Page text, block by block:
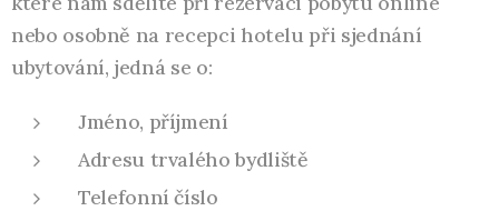
nebo osobně na recepci hotelu při sjednání
ubytování, jedná se o:
Jméno, příjmení
Adresu trvalého bydliště
Telefonní číslo